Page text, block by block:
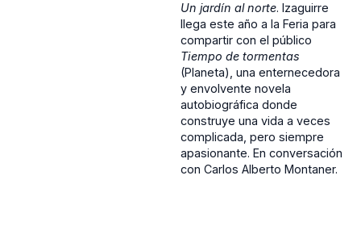
Un jardín al norte. Izaguirre
llega este año a la Feria para
compartir con el público
Tiempo de tormentas
(Planeta), una enternecedora
y envolvente novela
autobiográfica donde
construye una vida a veces
complicada, pero siempre
apasionante. En conversación
con Carlos Alberto Montaner.